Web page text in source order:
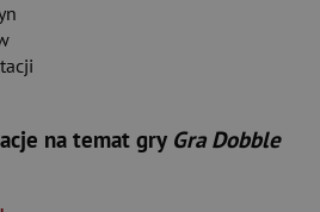
na temat gry Gra Dobble